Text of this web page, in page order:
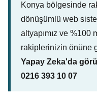
Konya bölgesinde
dönüşümlü web
altyapımız ve %100
rakiplerinizin önüne
Yapay Zeka'da
0216 393 10 07